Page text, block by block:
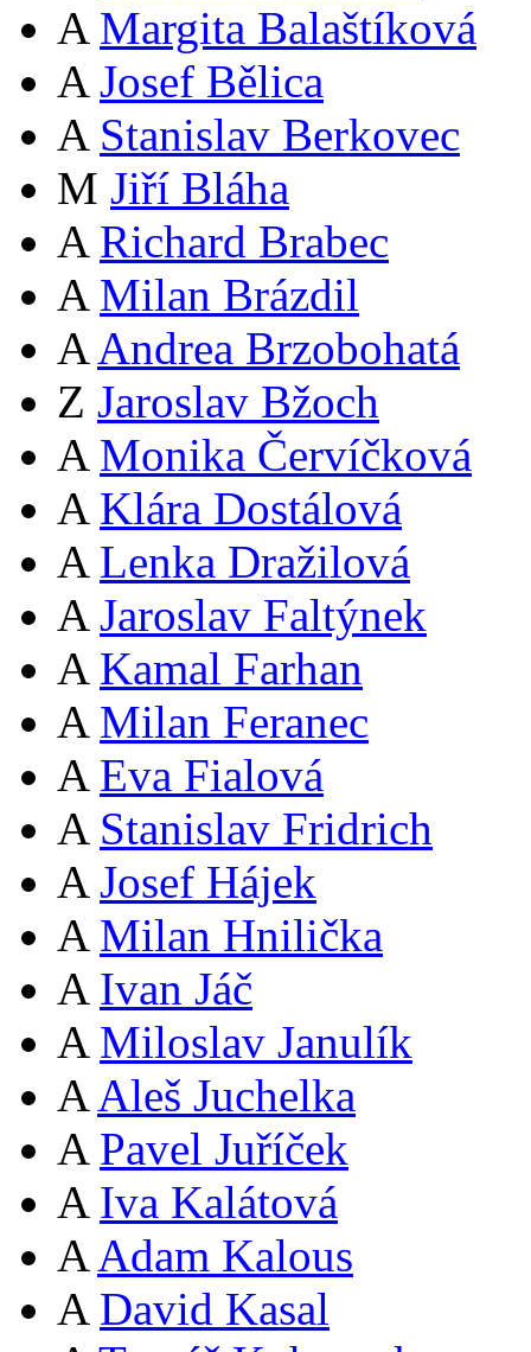
A Margita Balaštíková
A Josef Bělica
A Stanislav Berkovec
M Jiří Bláha
A Richard Brabec
A Milan Brázdil
A Andrea Brzobohatá
Z Jaroslav Bžoch
A Monika Červíčková
A Klára Dostálová
A Lenka Dražilová
A Jaroslav Faltýnek
A Kamal Farhan
A Milan Feranec
A Eva Fialová
A Stanislav Fridrich
A Josef Hájek
A Milan Hnilička
A Ivan Jáč
A Miloslav Janulík
A Aleš Juchelka
A Pavel Juříček
A Iva Kalátová
A Adam Kalous
A David Kasal